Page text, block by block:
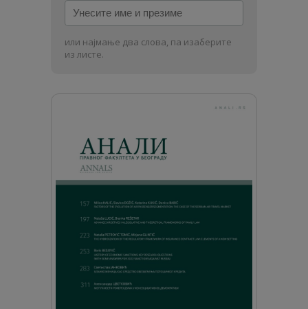
Унесите
име
и
презиме
или најмање два слова, па изаберите
из листе.